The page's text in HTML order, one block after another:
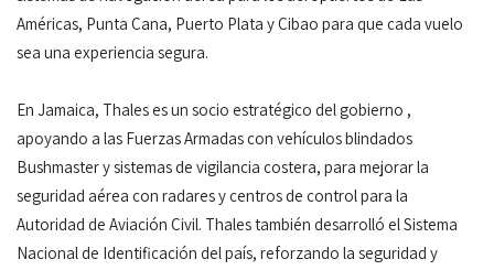
Américas, Punta Cana, Puerto Plata y Cibao para que cada vuelo
sea una experiencia segura.
En Jamaica, Thales es un socio estratégico del gobierno ,
apoyando a las Fuerzas Armadas con vehículos blindados
Bushmaster y sistemas de vigilancia costera, para mejorar la
seguridad aérea con radares y centros de control para la
Autoridad de Aviación Civil. Thales también desarrolló el Sistema
Nacional de Identificación del país, reforzando la seguridad y